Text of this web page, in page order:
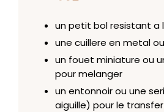
un petit bol resistant a
une cuillere en metal
un fouet miniature ou
pour melanger
un entonnoir ou une
aiguille) pour le